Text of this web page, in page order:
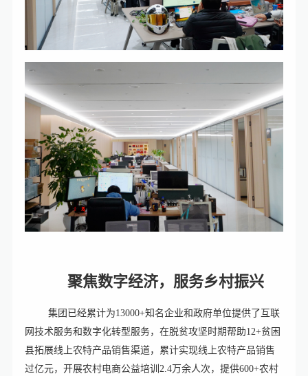
聚焦数字经济，服务乡村振兴
集团已经累计为13000+知名企业和政府单位提供了互联
网技术服务和数字化转型服务，在脱贫攻坚时期帮助12+贫困
县拓展线上农特产品销售渠道，累计实现线上农特产品销售
过亿元，开展农村电商公益培训2.4万余人次，提供600+农村